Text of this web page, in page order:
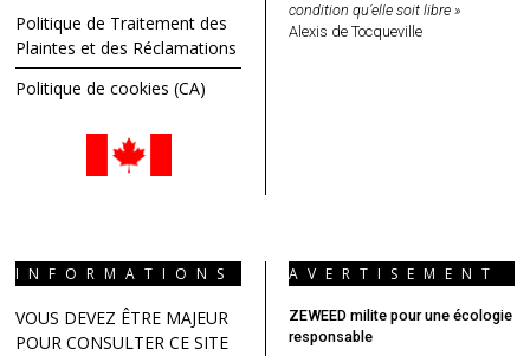
Politique de Traitement des
Plaintes et des Réclamations
Politique de cookies (CA)
condition qu’elle soit libre »
Alexis de Tocqueville
INFORMATIONS
VOUS DEVEZ ÊTRE MAJEUR
POUR CONSULTER CE SITE
AVERTISEMENT
ZEWEED milite pour une écologie
responsable